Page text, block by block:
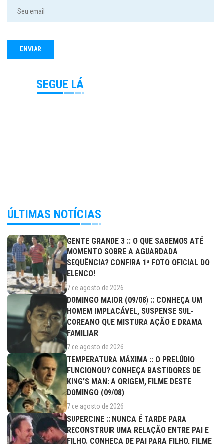
SEGUE LÁ
ÚLTIMAS NOTÍCIAS
GENTE GRANDE 3 :: O QUE SABEMOS ATÉ
MOMENTO SOBRE A AGUARDADA
SEQUÊNCIA? CONFIRA 1ª FOTO OFICIAL DO
ELENCO!
7 de agosto de 2026
DOMINGO MAIOR (09/08) :: CONHEÇA UM
HOMEM IMPLACÁVEL, SUSPENSE SUL-
COREANO QUE MISTURA AÇÃO E DRAMA
FAMILIAR
7 de agosto de 2026
TEMPERATURA MÁXIMA :: O PRELÚDIO
FUNCIONOU? CONHEÇA BASTIDORES DE
KING’S MAN: A ORIGEM, FILME DESTE
DOMINGO (09/08)
7 de agosto de 2026
SUPERCINE :: NUNCA É TARDE PARA
RECONSTRUIR UMA RELAÇÃO ENTRE PAI E
FILHO. CONHEÇA DE PAI PARA FILHO, FILME